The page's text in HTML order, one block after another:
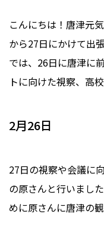
こんにちは！唐津元
から27日にかけて出
では、26日に唐津に
トに向けた視察、高
2月26日
27日の視察や会議に
の原さんと行いまし
めに原さんに唐津の